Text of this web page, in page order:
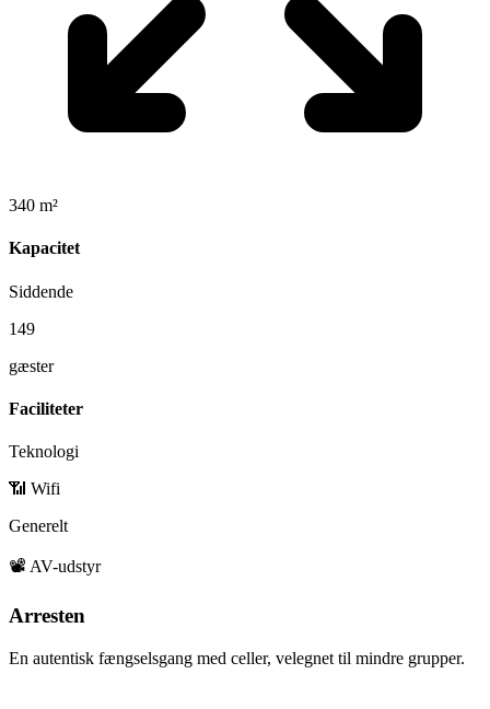
340 m²
Kapacitet
Siddende
149
gæster
Faciliteter
Teknologi
📶 Wifi
Generelt
📽️ AV-udstyr
Arresten
En autentisk fængselsgang med celler, velegnet til mindre grupper.